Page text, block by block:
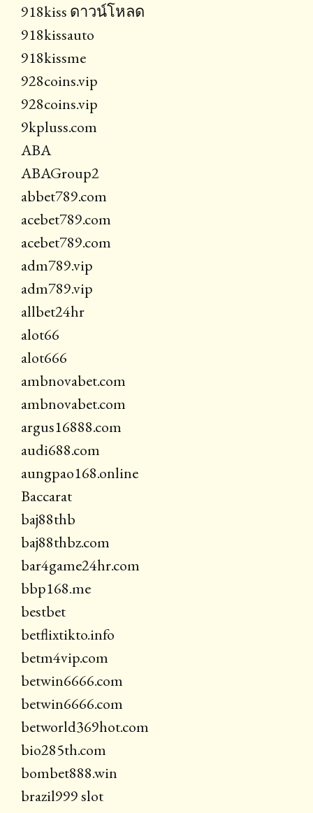
918kiss ดาวน์โหลด
918kissauto
918kissme
928coins.vip
928coins.vip
9kpluss.com
ABA
ABAGroup2
abbet789.com
acebet789.com
acebet789.com
adm789.vip
adm789.vip
allbet24hr
alot66
alot666
ambnovabet.com
ambnovabet.com
argus16888.com
audi688.com
aungpao168.online
Baccarat
baj88thb
baj88thbz.com
bar4game24hr.com
bbp168.me
bestbet
betflixtikto.info
betm4vip.com
betwin6666.com
betwin6666.com
betworld369hot.com
bio285th.com
bombet888.win
brazil999 slot